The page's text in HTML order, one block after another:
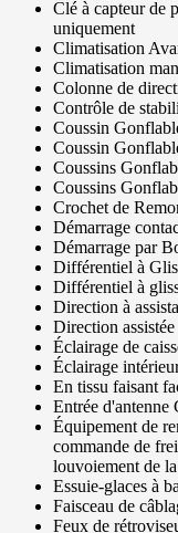
Clé à capteur de
uniquement
Climatisation
Climatisation
Colonne de
Contrôle de
Coussin
Coussin
Coussins
Coussins
Crochet de
Démarrage
Démarrage par
Différentiel à
Différentiel à
Direction à
Direction assistée
Éclairage de
Éclairage
En tissu faisant
Entrée d'antenne
Équipement de
commande de
louvoiement de
Essuie-glaces à
Faisceau de
Feux de